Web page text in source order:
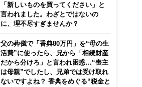
「新しいものを買ってください」と
言われました。わざとではないの
に、理不尽すぎませんか？
父の葬儀で「香典80万円」を“母の生
活費”に使ったら、兄から「相続財産
だから分けろ」と言われ困惑…“喪主
は母親”でしたし、兄弟では受け取れ
ないですよね？ 香典をめぐる“税金と